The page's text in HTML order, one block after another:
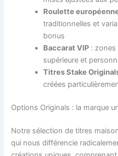
Roulette
traditionnelles et
bonus
Baccarat VIP : zones
supérieure et
Titres Stake
créées
Options Originals : la marque
Notre sélection de titres
qui nous différencie